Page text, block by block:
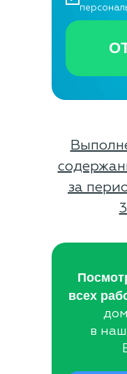
за
всех
в